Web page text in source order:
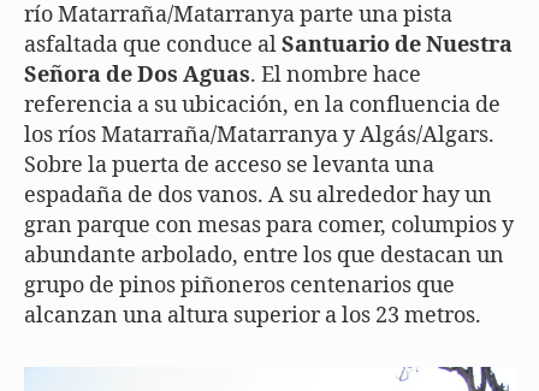
río Matarraña/Matarranya parte una pista
asfaltada que conduce alSantuario de Nuestra
Señora de Dos Aguas. El nombre hace
referencia a su ubicación, en la confluencia de
los ríos Matarraña/Matarranya y Algás/Algars.
Sobre la puerta de acceso se levanta una
espadaña de dos vanos. A su alrededor hay un
gran parque con mesas para comer, columpios y
abundante arbolado, entre los que destacan un
grupo de pinos piñoneros centenarios que
alcanzan una altura superior a los 23 metros.